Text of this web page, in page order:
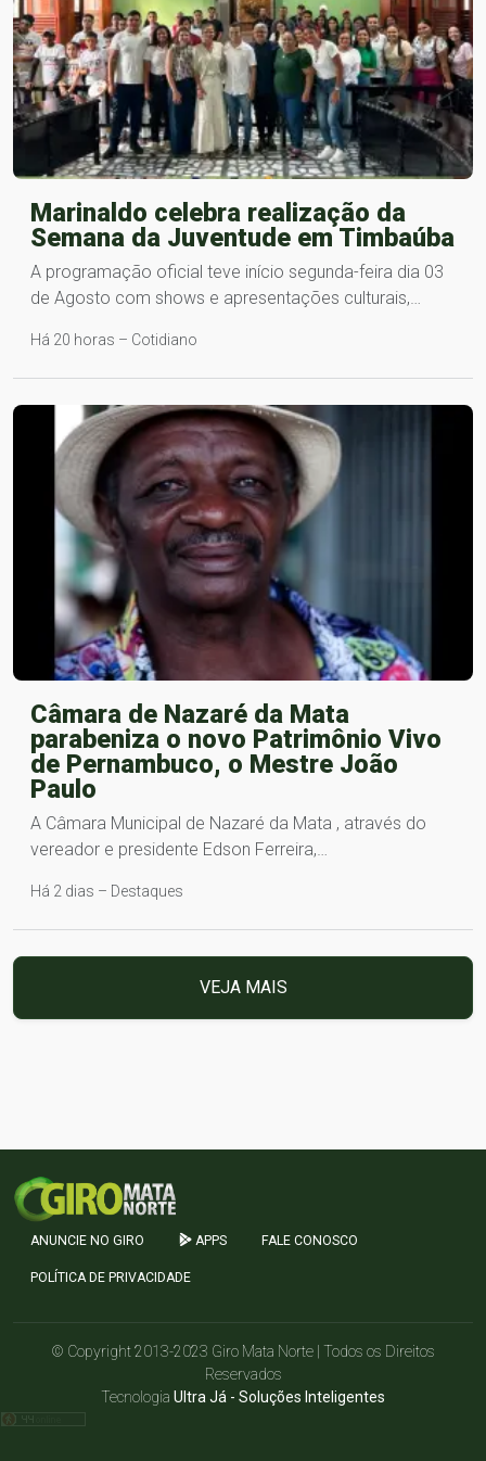
Marinaldo celebra realização da
Semana da Juventude em Timbaúba
A programação oficial teve início segunda-feira dia 03
de Agosto com shows e apresentações culturais,…
Há 20 horas – Cotidiano
Câmara de Nazaré da Mata
parabeniza o novo Patrimônio Vivo
de Pernambuco, o Mestre João
Paulo
A Câmara Municipal de Nazaré da Mata , através do
vereador e presidente Edson Ferreira,…
Há 2 dias – Destaques
VEJA MAIS
ANUNCIE NO GIRO APPS FALE CONOSCO
POLÍTICA DE PRIVACIDADE
© Copyright 2013-2023 Giro Mata Norte | Todos os Direitos
Reservados
Tecnologia Ultra Já - Soluções Inteligentes